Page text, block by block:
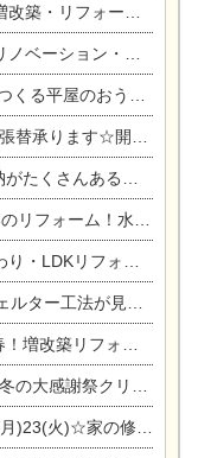
＆秋の味覚まつり＆芸術祭
・リフォームまつりin扶桑ゴルフ
つくり方【完全予約制】
承ります☆開催！
おうち現場見学会』
談会&今がチャンス！エアコン相談会
相談会＆エアコン相談会
が見れる完成見学会
ーム&家の修理まつり
クリスマス相談会開催
り＆増改築リフォーム相談会